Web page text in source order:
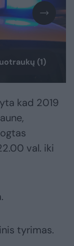
(1)
kad 2019
val. iki
tyrimas.